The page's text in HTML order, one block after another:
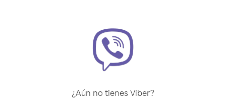
¿Aún no tienes Viber?